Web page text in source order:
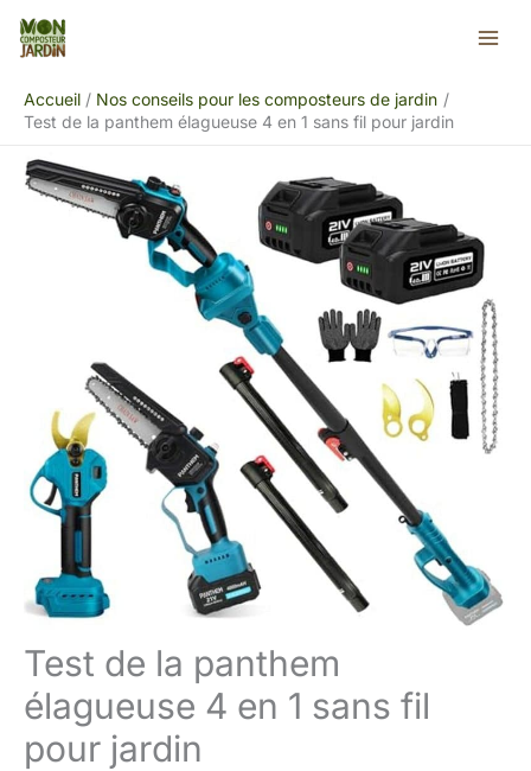
Aller
Accueil
Nos conseils pour les composteurs de jardin
Test de la panthem élagueuse 4 en 1 sans fil pour jardin
Test de la panthem
élagueuse 4 en 1 sans fil
pour jardin
Rechercher